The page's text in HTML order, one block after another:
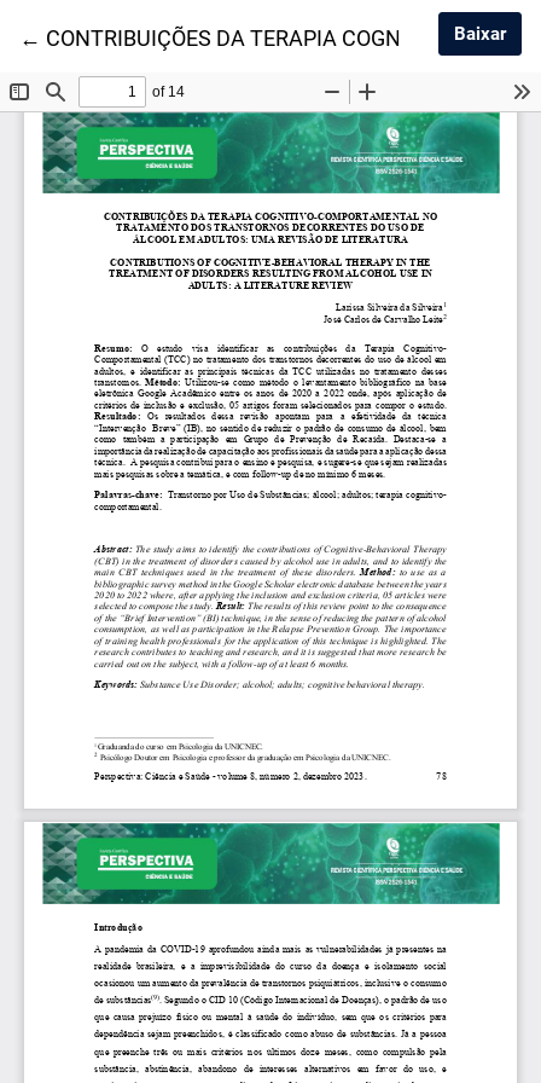
← Voltar aos Detalhes do Artigo
CONTRIBUIÇÕES DA TERAPIA COGNITIVO-Baixar